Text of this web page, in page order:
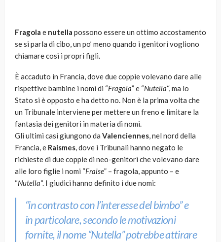
Fragola e nutella possono essere un ottimo accostamento
se si parla di cibo, un po’ meno quando i genitori vogliono
chiamare così i propri figli.
È accaduto in Francia, dove due coppie volevano dare alle
rispettive bambine i nomi di “Fragola” e “Nutella“, ma lo
Stato si è opposto e ha detto no. Non è la prima volta che
un Tribunale interviene per mettere un freno e limitare la
fantasia dei genitori in materia di nomi.
Gli ultimi casi giungono da Valenciennes, nel nord della
Francia, e Raismes, dove i Tribunali hanno negato le
richieste di due coppie di neo-genitori che volevano dare
alle loro figlie i nomi “Fraise” – fragola, appunto – e
“Nutella“. I giudici hanno definito i due nomi:
“in contrasto con l’interesse del bimbo”e
in particolare, secondo le motivazioni
fornite, il nome“Nutella” potrebbe attirare